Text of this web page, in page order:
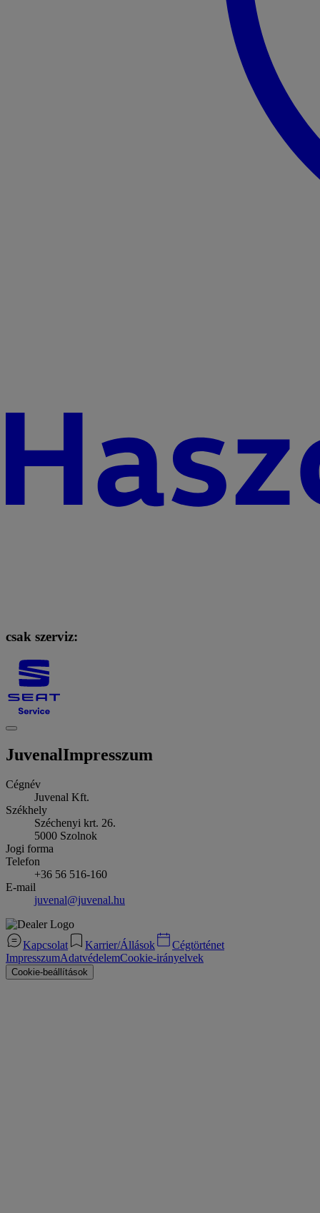
csak szerviz:
JuvenalImpresszum
Cégnév
Juvenal Kft.
Székhely
Széchenyi krt. 26.
5000 Szolnok
Jogi forma
Telefon
+36 56 516-160
E-mail
juvenal@juvenal.hu
Kapcsolat Karrier/Állások
Cégtörténet
ImpresszumAdatvédelemCookie-irányelvek
Cookie-beállítások